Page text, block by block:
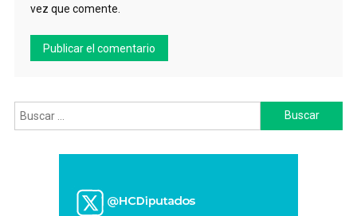
vez que comente.
Buscar: